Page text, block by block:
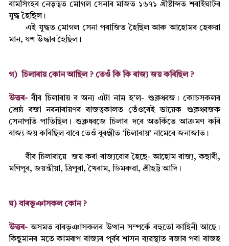
ৰামসিংহৰ নেতৃত্বত মোগল সেনাৰ মাজত ১৬৭১ খ্ৰীষ্টাব্দত শৰাইঘাটৰ
যুদ্ধ হৈছিল।
এই যুদ্ধত মোগল সেনা পৰাজিত হৈছিল আৰু আহোমৰ হেৰুৱা
মান, যশ উদ্ধাৰ হৈছিল।
গ) চিলাৰায় কোন আছিল ? তেওঁ কি কি ৰাজ্য জয় কৰিছিল ?
উত্তৰ- বীৰ চিলাৰায় ৰ অন্য এটা নাম হ’ল- শুক্লধ্বজ। কোচসকলৰ
শ্ৰেষ্ঠ ৰজা নৰনাৰায়ণৰ ৰাজত্বকালত তেঁওৰেই ভায়েক শুক্লধ্বজক
সেনাপতি পাতিছিল। শুক্লধ্বজে চিলাৰ দৰে অতৰ্কিতে আক্ৰমণ কৰি
ৰাজ্য জয় কৰিছিল বাবে তেওঁ বুৰঞ্জীত ‘চিলাৰায়’ নামেৰে জনাজাত।
বীৰ চিলাৰায়ে জয় কৰা ৰাজ্যবোৰ হৈছে- আহোম ৰাজ্য, কছাৰী,
মণিপুৰ, জয়ন্তীয়া, ত্ৰিপুৰা, খৈৰাম, ডিমৰুৱা, শ্ৰীহট্ট আদি।
ঘ) বাৰভূঞাসকল কোন ?
উত্তৰ-অসমত বাৰভূঞাসকলৰ উত্থান সম্পৰ্কে বহুতো কাহিনী আছে।
কিছুমানৰ মতে কামৰূপ ৰাজ্যৰ পূৰ্বৰ শাসন ব্যৱস্থাত ৰজাৰ পৰা ৰাজহ